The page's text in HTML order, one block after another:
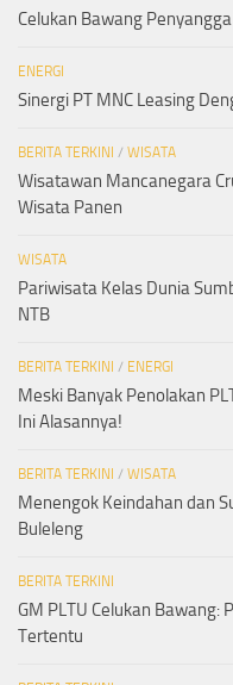
Celukan Bawang
ENERGI
Sinergi PT MNC Leasing
BERITA TERKINI / WISATA
Wisatawan Mancanegara
Wisata Panen
WISATA
Pariwisata Kelas Dunia
NTB
BERITA TERKINI / ENERGI
Meski Banyak Penolakan
Ini Alasannya!
BERITA TERKINI / WISATA
Menengok Keindahan dan
Buleleng
BERITA TERKINI
GM PLTU Celukan
Tertentu